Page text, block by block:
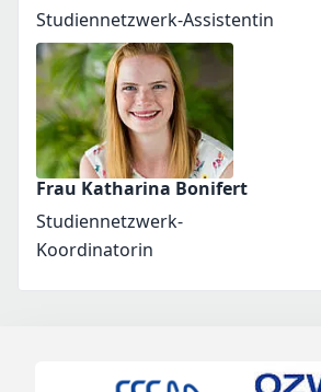
Studiennetzwerk-Assistentin
Frau Katharina Bonifert
Studiennetzwerk-
Koordinatorin